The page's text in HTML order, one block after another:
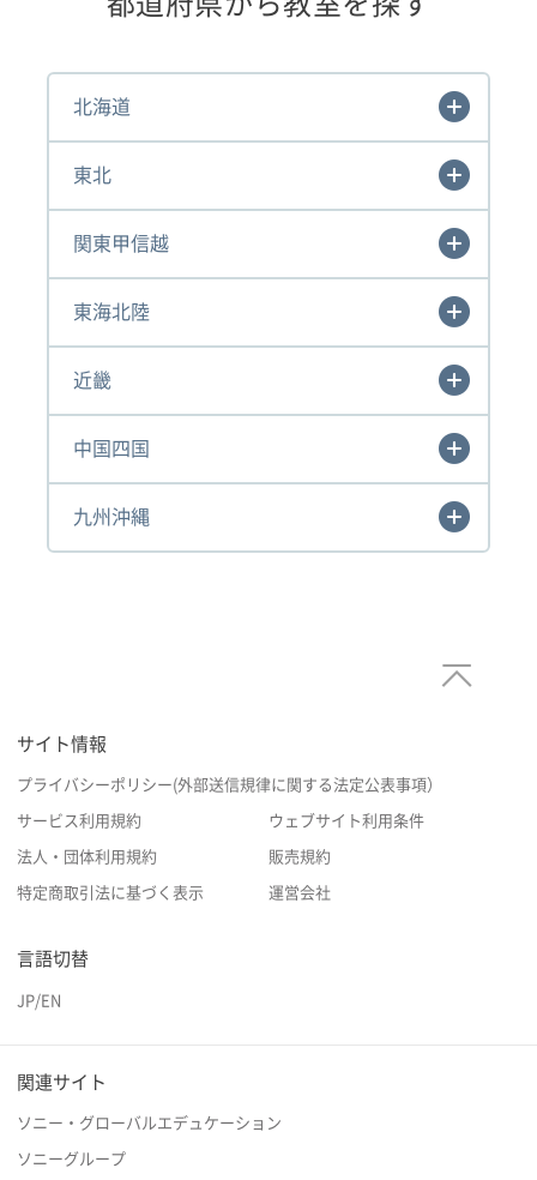
北海道
東北
関東甲信越
東海北陸
近畿
中国四国
九州沖縄
サイト情報
プライバシーポリシー(外部送信規律に関する法定公表事項）
サービス利用規約 ウェブサイト利用条件
法人・団体利用規約 販売規約
特定商取引法に基づく表示 運営会社
言語切替
JP/EN
関連サイト
ソニー・グローバルエデュケーション
ソニーグループ